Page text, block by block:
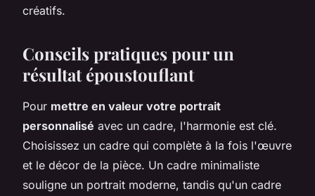
créatifs.
Conseils pratiques pour un
résultat époustouflant
Pour mettre en valeur votre portrait
personnalisé avec un cadre, l'harmonie est clé.
Choisissez un cadre qui complète à la fois l'œuvre
et le décor de la pièce. Un cadre minimaliste
souligne un portrait moderne, tandis qu'un cadre